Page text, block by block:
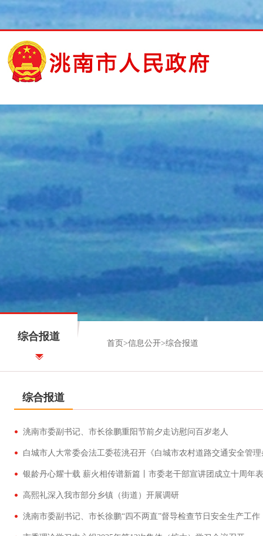
综合报道
首页 >信息公开>综合报道
综合报道
洮南市委副书记、市长徐鹏重阳节前夕走访慰问百岁老人
高熙礼深入我市部分乡镇（街道）开展调研
洮南市委副书记、市长徐鹏“四不两直”督导检查节日安全生产工作